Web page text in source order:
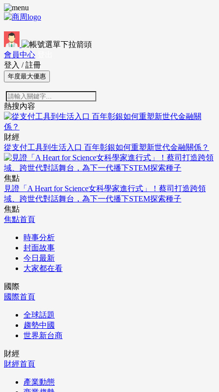
會員中心
登入 / 註冊
年度最大優惠
熱搜內容
財經
從支付工具到生活入口 百年彰銀如何重塑新世代金融關係？
焦點
見證「A Heart for Science女科學家進行式」！蔡司打造跨領
域、跨世代對話舞台，為下一代播下STEM探索種子
焦點
焦點首頁
時事分析
封面故事
今日最新
大家都在看
國際
國際首頁
全球話題
趨勢中國
世界新台商
財經
財經首頁
產業動態